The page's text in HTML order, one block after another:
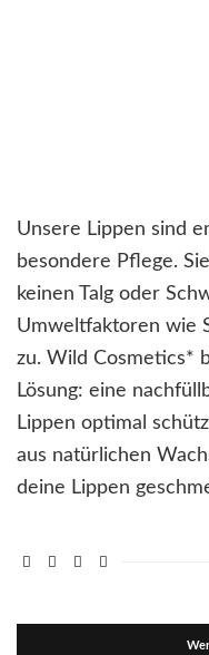
Unsere Lippen sind
besondere Pflege.
keinen Talg oder
Umweltfaktoren wie
zu. Wild Cosmetics*
Lösung: eine
Lippen optimal
aus natürlichen
deine Lippen